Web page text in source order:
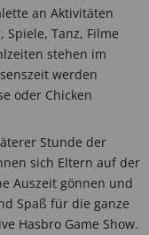
an Aktivitäten
Spiele, Tanz, Filme
stehen im
werden
oder Chicken
Stunde der
sich Eltern auf der
Auszeit gönnen und
Spaß für die ganze
Hasbro Game Show.